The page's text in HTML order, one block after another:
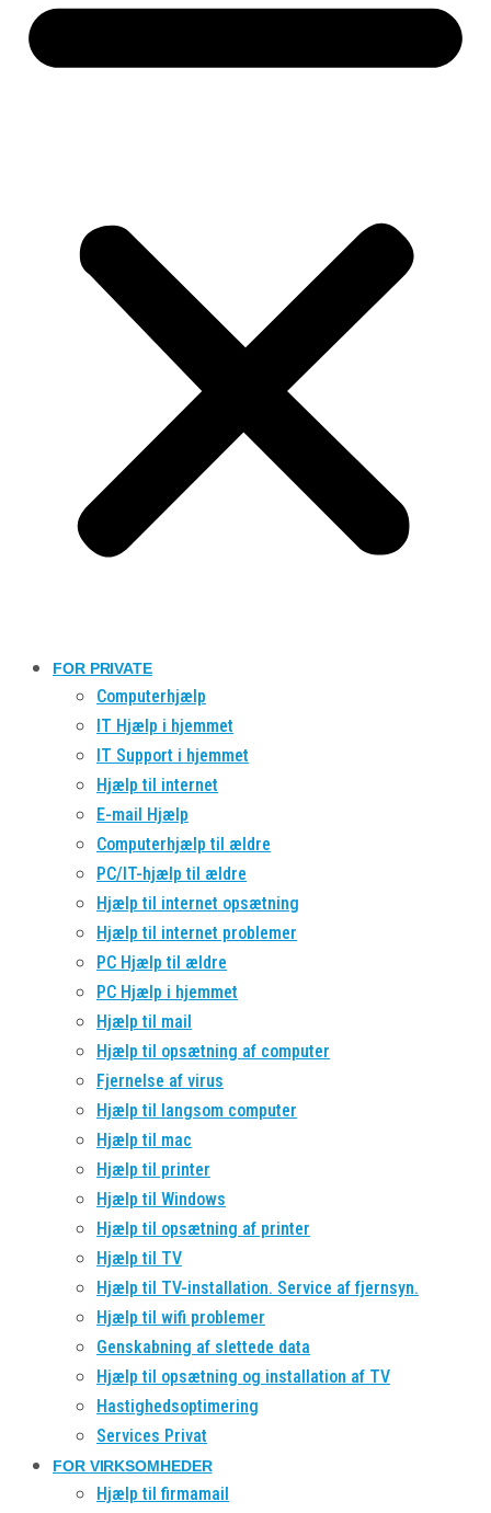
FOR PRIVATE
Computerhjælp
IT Hjælp i hjemmet
IT Support i hjemmet
Hjælp til internet
E-mail Hjælp
Computerhjælp til ældre
PC/IT-hjælp til ældre
Hjælp til internet opsætning
Hjælp til internet problemer
PC Hjælp til ældre
PC Hjælp i hjemmet
Hjælp til mail
Hjælp til opsætning af computer
Fjernelse af virus
Hjælp til langsom computer
Hjælp til mac
Hjælp til printer
Hjælp til Windows
Hjælp til opsætning af printer
Hjælp til TV
Hjælp til TV-installation. Service af fjernsyn.
Hjælp til wifi problemer
Genskabning af slettede data
Hjælp til opsætning og installation af TV
Hastighedsoptimering
Services Privat
FOR VIRKSOMHEDER
Hjælp til firmamail